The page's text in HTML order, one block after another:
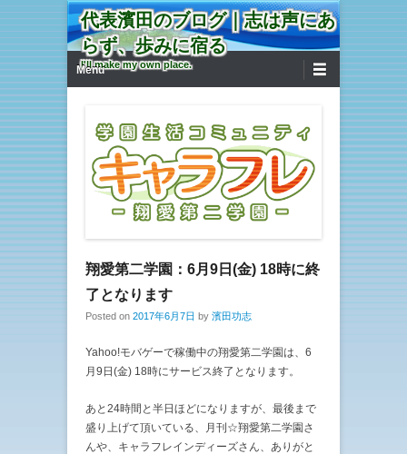
代表濱田のブログ｜志は声にあ
らず、歩みに宿る
I'll make my own place.
第1メニュー
コンテンツへ移動
Menu
翔愛第二学園：6月9日(金) 18時に終
了となります
Posted on 2017年6月7日 by 濱田功志
Yahoo!モバゲーで稼働中の翔愛第二学園は、6
月9日(金) 18時にサービス終了となります。
あと24時間と半日ほどになりますが、最後まで
盛り上げて頂いている、月刊☆翔愛第二学園さ
んや、キャラフレインディーズさん、ありがと